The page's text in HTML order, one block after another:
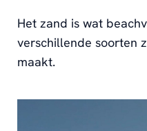
Het zand is wat
verschillende soorten
maakt.